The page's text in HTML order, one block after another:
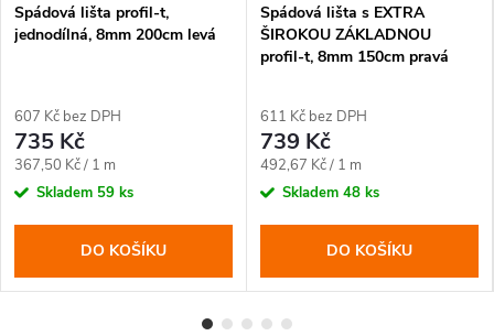
Spádová lišta profil-t,
jednodílná, 8mm 200cm levá
607 Kč bez DPH
735 Kč
Měrná
cena:
367,50 Kč / 1 m
Skladem 59 ks
DO KOŠÍKU
Spádová lišta s EXTRA
ŠIROKOU ZÁKLADNOU
profil-t, 8mm 150cm pravá
611 Kč bez DPH
739 Kč
Měrná
cena:
492,67 Kč / 1 m
Skladem 48 ks
DO KOŠÍKU